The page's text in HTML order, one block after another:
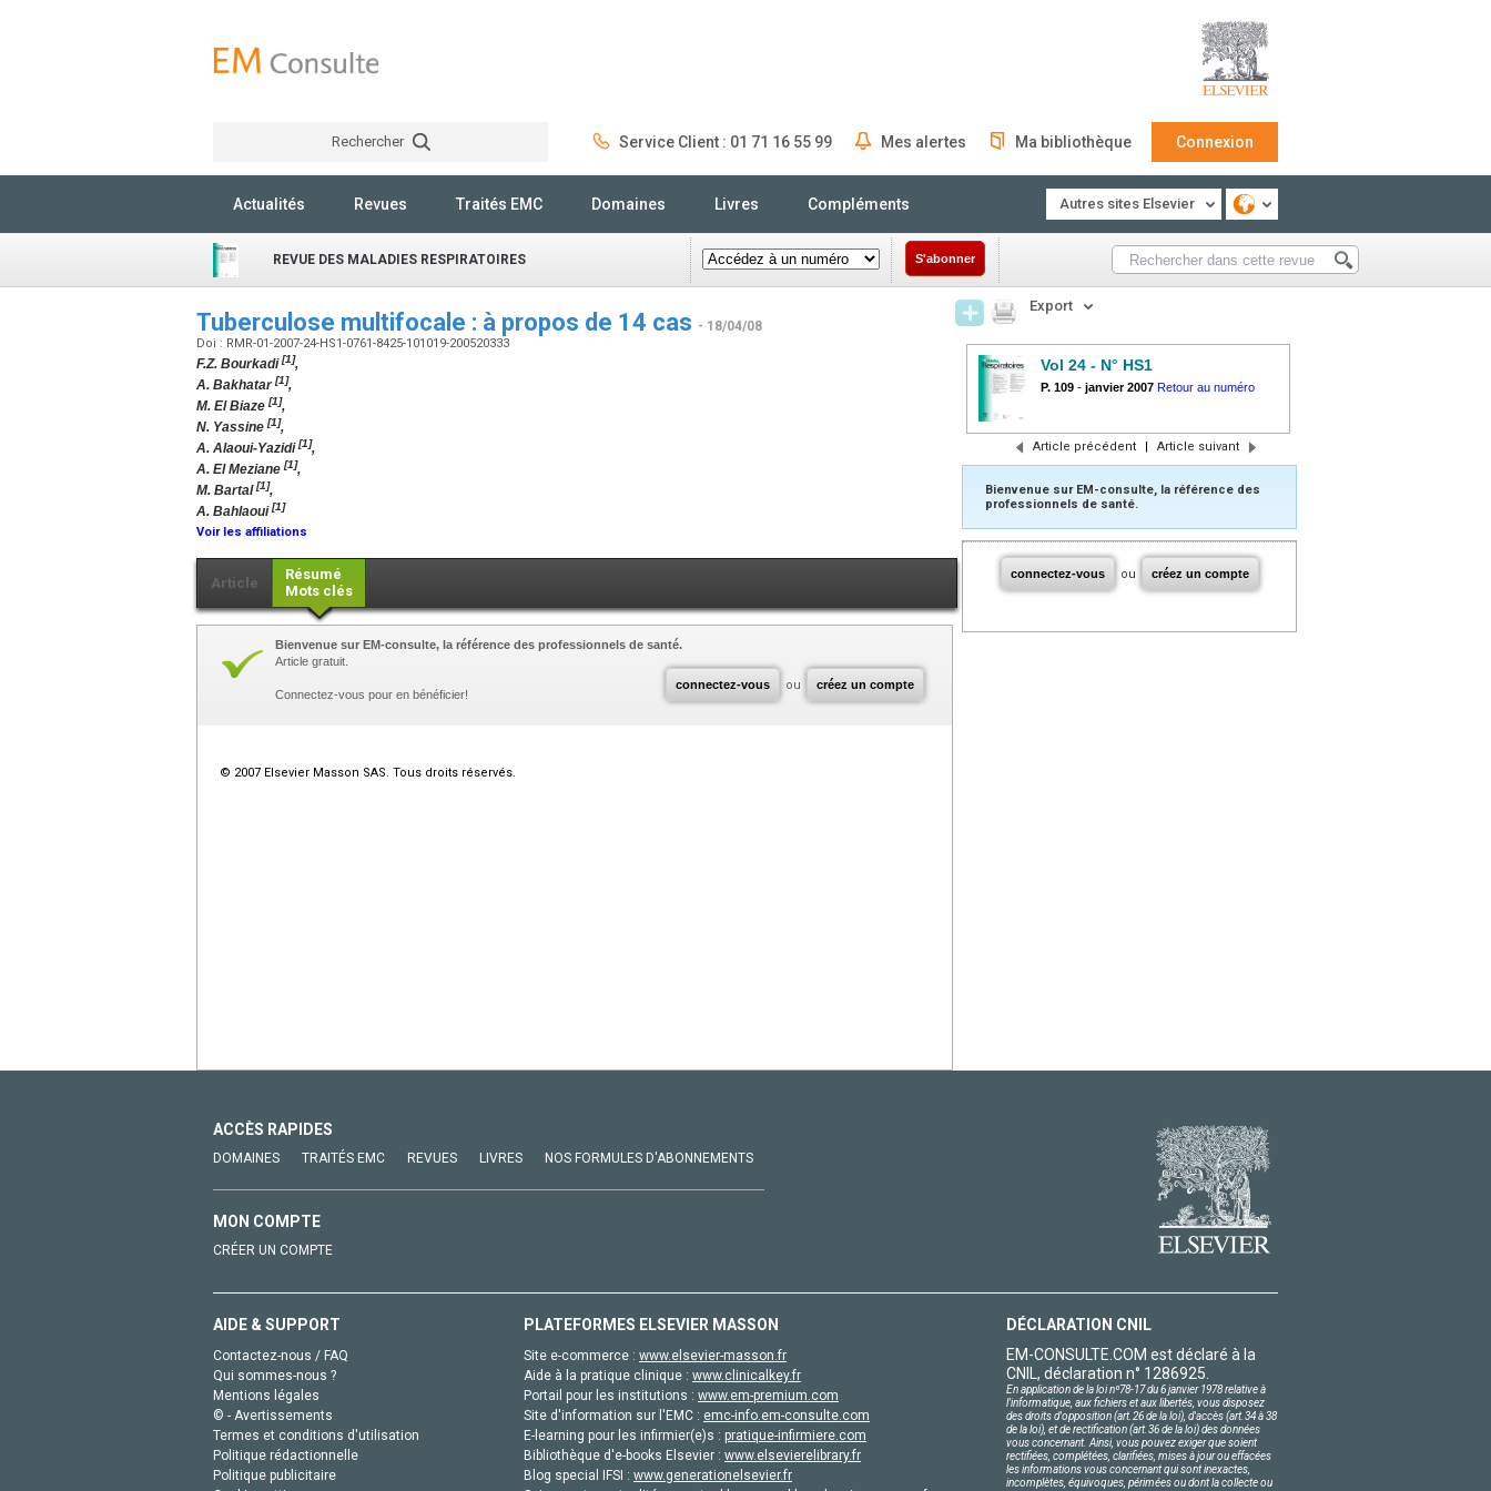
Rechercher Service Client : 01 71 16 55 99 Mes alertes Ma bibliothèque Connexion
Actualités Revues Traités EMC Domaines Livres Compléments Autres sites Elsevier
REVUE DES MALADIES RESPIRATOIRES S'abonner
Tuberculose multifocale : à propos de 14 cas - 18/04/08
Doi : RMR-01-2007-24-HS1-0761-8425-101019-200520333
F.Z. Bourkadi[1],
A. Bakhatar[1],
M. El Biaze [1],
N. Yassine [1],
A. Alaoui-Yazidi[1],
A. El Meziane [1],
M. Bartal[1],
A. Bahlaoui[1]
Voir les affiliations
Article
Résumé
Mots clés
connectez-vous ou créez un compte
Bienvenue sur EM-consulte, la référence des professionnels de santé.
Article gratuit.
Connectez-vous pour en bénéficier!
© 2007 Elsevier Masson SAS. Tous droits réservés.
Export
Vol 24 - N° HS1
P. 109 - janvier 2007 Retour au numéro
Article précédent | Article suivant
Bienvenue sur EM-consulte, la référence des
professionnels de santé.
connectez-vous ou créez un compte
ACCÈS RAPIDES
DOMAINES TRAITÉS EMC REVUES LIVRES NOS FORMULES D'ABONNEMENTS
MON COMPTE
CRÉER UN COMPTE
AIDE & SUPPORT
Contactez-nous / FAQ
Qui sommes-nous ?
Mentions légales
© - Avertissements
Termes et conditions d'utilisation
Politique rédactionnelle
Politique publicitaire
PLATEFORMES ELSEVIER MASSON
Site e-commerce : www.elsevier-masson.fr
Aide à la pratique clinique : www.clinicalkey.fr
Portail pour les institutions : www.em-premium.com
Site d'information sur l'EMC : emc-info.em-consulte.com
E-learning pour les infirmier(e)s : pratique-infirmiere.com
Bibliothèque d'e-books Elsevier : www.elsevierelibrary.fr
Blog special IFSI : www.generationelsevier.fr
DÉCLARATION CNIL
EM-CONSULTE.COM est déclaré à la
CNIL, déclaration n° 1286925.
En application de la loi nº78-17 du 6 janvier 1978 relative à
l'informatique, aux fichiers et aux libertés, vous disposez
des droits d'opposition (art.26 de la loi), d'accès (art.34 à 38
de la loi), et de rectification (art.36 de la loi) des données
vous concernant. Ainsi, vous pouvez exiger que soient
rectifiées, complétées, clarifiées, mises à jour ou effacées
les informations vous concernant qui sont inexactes,
incomplètes, équivoques, périmées ou dont la collecte ou